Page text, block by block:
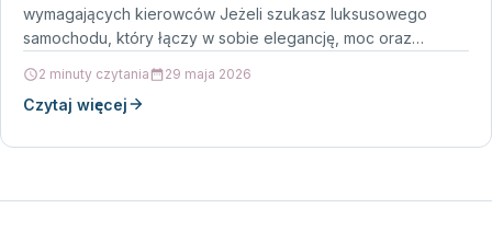
wymagających kierowców Jeżeli szukasz luksusowego
samochodu, który łączy w sobie elegancję, moc oraz
2 minuty czytania 29 maja 2026
Czytaj więcej